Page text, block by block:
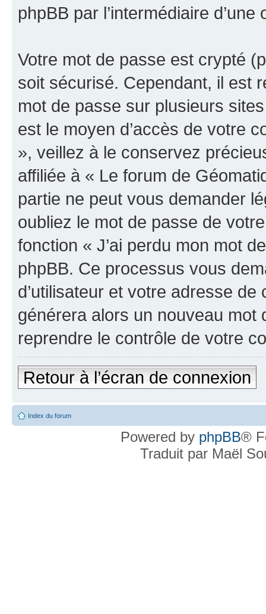
phpBB par l’intermédiaire
Votre mot de passe est crypté
soit sécurisé. Cependant, il est
mot de passe sur plusieurs
est le moyen d’accès de votre
», veillez à le conservez
affiliée à « Le forum de
partie ne peut vous demander
oubliez le mot de passe de
fonction « J’ai perdu mon mot
phpBB. Ce processus vous
d’utilisateur et votre adresse
générera alors un nouveau
reprendre le contrôle de votre
Retour à l’écran de connexion
Index du forum
Powered by phpBB®
Traduit par Maël